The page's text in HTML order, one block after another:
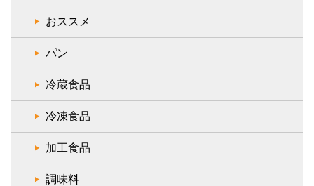
おススメ
パン
冷蔵食品
冷凍食品
加工食品
調味料